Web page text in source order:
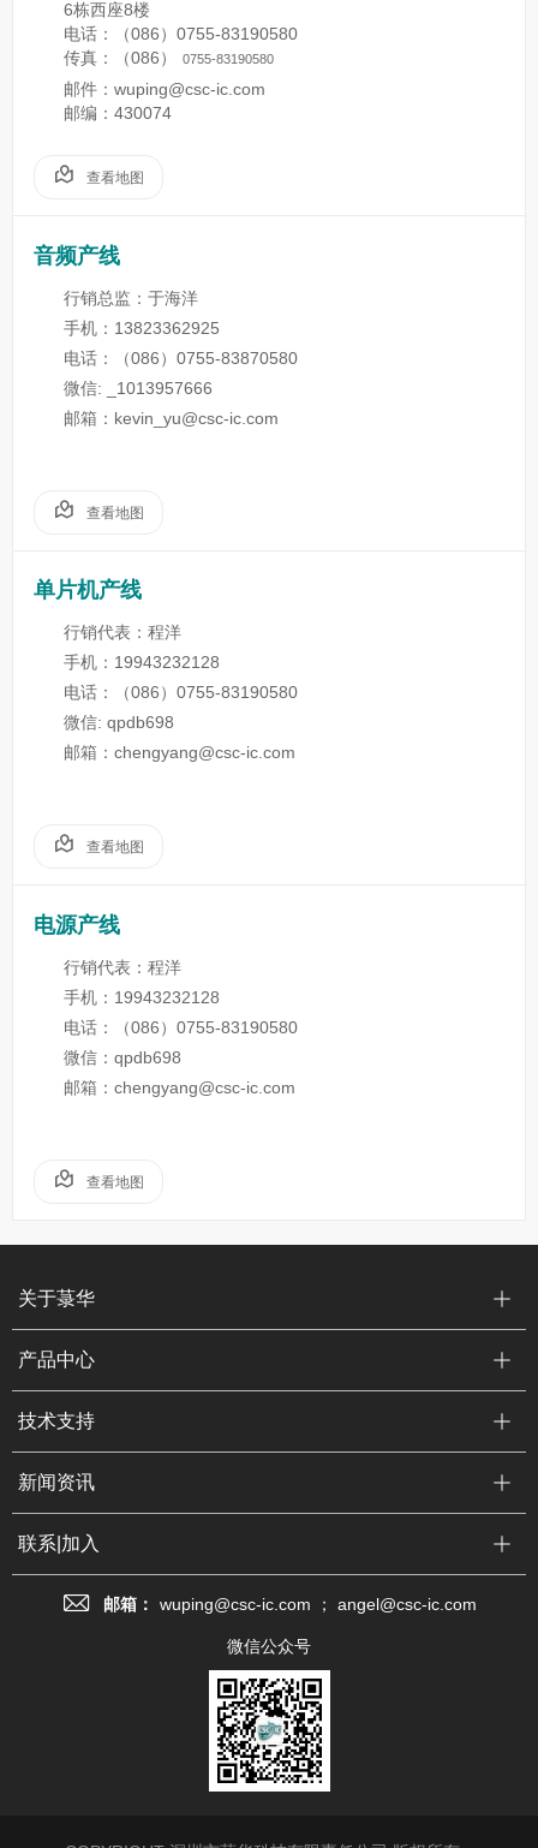
6栋西座8楼
电话：（086）0755-83190580
传真：（086）
0755-83190580
邮件：wuping@csc-ic.com
邮编：430074
查看地图
音频产线
行销总监：于海洋
手机：13823362925
电话：（086）0755-83870580
微信: _1013957666
邮箱：kevin_yu@csc-ic.com
查看地图
单片机产线
行销代表：程洋
手机：19943232128
电话：（086）0755-83190580
微信: qpdb698
邮箱：chengyang@csc-ic.com
查看地图
电源产线
行销代表：程洋
手机：19943232128
电话：（086）0755-83190580
微信：qpdb698
邮箱：chengyang@csc-ic.com
查看地图
关于菉华
产品中心
技术支持
新闻资讯
联系|加入
邮箱： wuping@csc-ic.com ； angel@csc-ic.com
微信公众号